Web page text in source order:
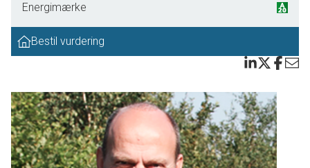
moderne armaturer og kvalitetsmaterialer. Husets hjerte er
det håndlavede køkken, som ikke kun byder på
funktionalitet men også charme takket være den
integrerede vinkælder – perfekt til vinentusiasten.
en afslappende tv-stue, hvilket giver rig mulighed for både
sociale sammenkomster og rolige stunder. Der kommer
masser af lysindfald ind i huset. Der er lavet separat
soveplads i stuen, hvor man kan nyde den skønne udsigt
Energimærke
Bestil vurdering